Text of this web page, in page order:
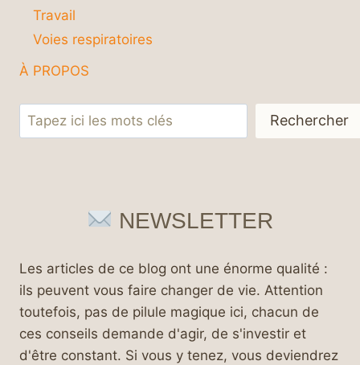
Travail
Voies respiratoires
À PROPOS
Rechercher Rechercher
NEWSLETTER
Les articles de ce blog ont une énorme qualité :
ils peuvent vous faire changer de vie. Attention
toutefois, pas de pilule magique ici, chacun de
ces conseils demande d'agir, de s'investir et
d'être constant. Si vous y tenez, vous deviendrez